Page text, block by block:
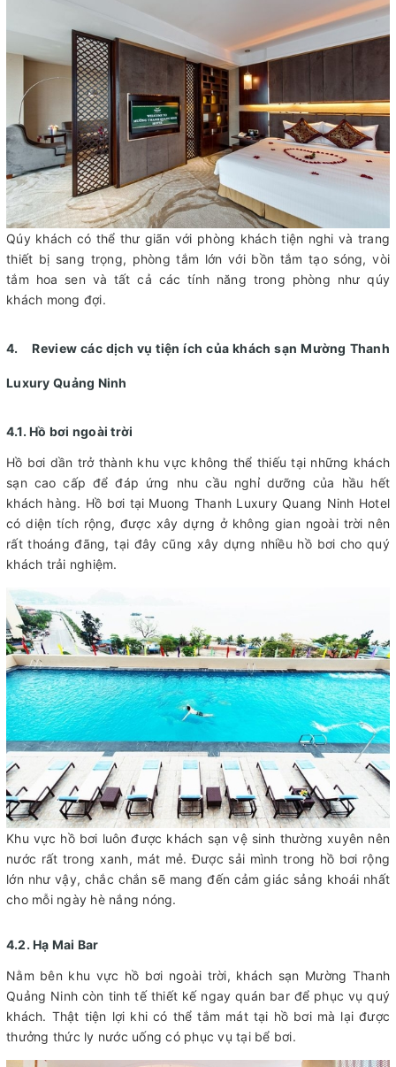
Qúy khách có thể thư giãn với phòng khách tiện nghi và trang
thiết bị sang trọng, phòng tắm lớn với bồn tắm tạo sóng, vòi
tắm hoa sen và tất cả các tính năng trong phòng như qúy
khách mong đợi.
4. Review các dịch vụ tiện ích của khách sạn Mường Thanh
Luxury Quảng Ninh
4.1. Hồ bơi ngoài trời
Hồ bơi dần trở thành khu vực không thể thiếu tại những khách
sạn cao cấp để đáp ứng nhu cầu nghỉ dưỡng của hầu hết
khách hàng. Hồ bơi tại Muong Thanh Luxury Quang Ninh Hotel
có diện tích rộng, được xây dựng ở không gian ngoài trời nên
rất thoáng đãng, tại đây cũng xây dựng nhiều hồ bơi cho quý
khách trải nghiệm.
Khu vực hồ bơi luôn được khách sạn vệ sinh thường xuyên nên
nước rất trong xanh, mát mẻ. Được sải mình trong hồ bơi rộng
lớn như vậy, chắc chắn sẽ mang đến cảm giác sảng khoái nhất
cho mỗi ngày hè nắng nóng.
4.2. Hạ Mai Bar
Nằm bên khu vực hồ bơi ngoài trời, khách sạn Mường Thanh
Quảng Ninh còn tinh tế thiết kế ngay quán bar để phục vụ quý
khách. Thật tiện lợi khi có thể tắm mát tại hồ bơi mà lại được
thưởng thức ly nước uống có phục vụ tại bể bơi.